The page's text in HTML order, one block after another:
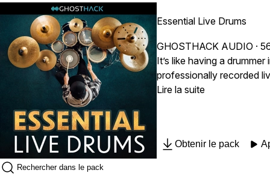
Essential Live Drums
GHOSTHACK AUDIO ·
It’s like having a
professionally recorded
styles, plus high-quality one-shots so
Lire la suite
Obtenir le pack